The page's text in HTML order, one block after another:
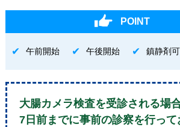
POINT
午前開始 午後開始 鎮静剤可
大腸カメラ検査を受診される場
7日前までに事前の診察を行って